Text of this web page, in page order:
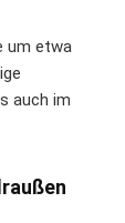
um etwa
auch im